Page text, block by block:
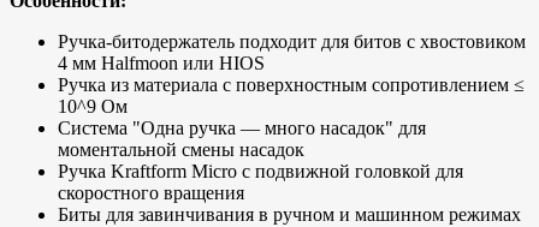
Ручка-битодержатель подходит для битов с хвостовиком
4 мм Halfmoon или HIOS
Ручка из материала с поверхностным сопротивлением ≤
10^9 Ом
Система "Одна ручка — много насадок" для
моментальной смены насадок
Ручка Kraftform Micro с подвижной головкой для
скоростного вращения
Биты для завинчивания в ручном и машинном режимах